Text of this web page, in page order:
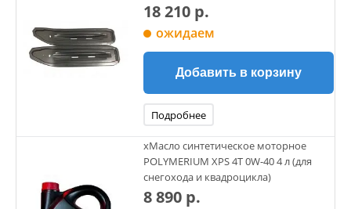
18 210 р.
ожидаем
Добавить в корзину
Подробнее
xМасло синтетическое моторное
POLYMERIUM XPS 4T 0W-40 4 л (для
снегохода и квадроцикла)
8 890 р.